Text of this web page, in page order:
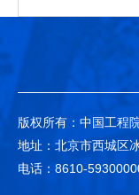
版权所有：中国工程
地址：北京市西城区
电话：8610-